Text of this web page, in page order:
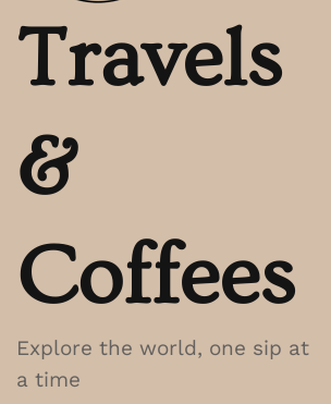
Travels
&
Coffees
Explore the world, one sip at
a time